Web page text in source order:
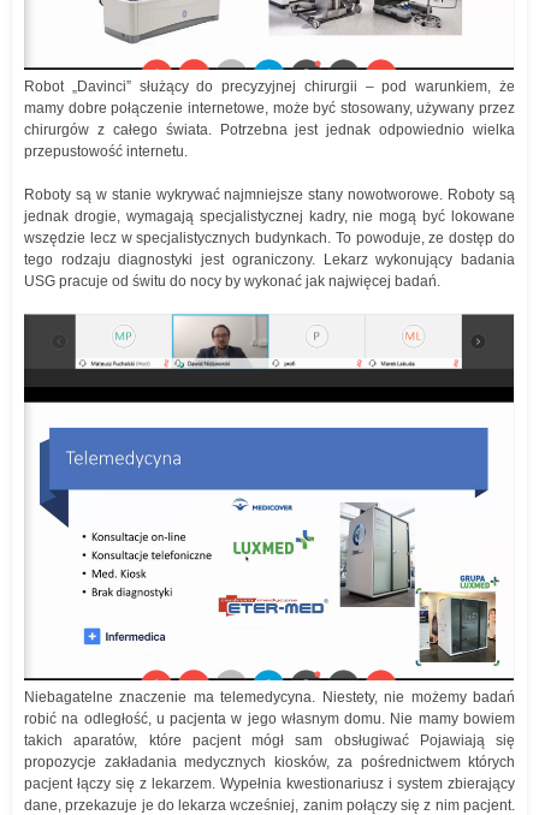
Robot „Davinci” służący do precyzyjnej chirurgii – pod warunkiem, że
mamy dobre połączenie internetowe, może być stosowany, używany przez
chirurgów z całego świata. Potrzebna jest jednak odpowiednio wielka
przepustowość internetu.
Roboty są w stanie wykrywać najmniejsze stany nowotworowe. Roboty są
jednak drogie, wymagają specjalistycznej kadry, nie mogą być lokowane
wszędzie lecz w specjalistycznych budynkach. To powoduje, ze dostęp do
tego rodzaju diagnostyki jest ograniczony. Lekarz wykonujący badania
USG pracuje od świtu do nocy by wykonać jak najwięcej badań.
Niebagatelne znaczenie ma telemedycyna. Niestety, nie możemy badań
robić na odległość, u pacjenta w jego własnym domu. Nie mamy bowiem
takich aparatów, które pacjent mógł sam obsługiwać Pojawiają się
propozycje zakładania medycznych kiosków, za pośrednictwem których
pacjent łączy się z lekarzem. Wypełnia kwestionariusz i system zbierający
dane, przekazuje je do lekarza wcześniej, zanim połączy się z nim pacjent.